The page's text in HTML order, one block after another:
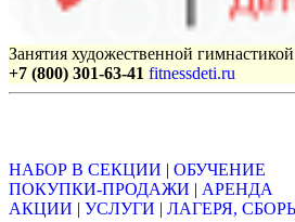
Занятия художественной
+7 (800) 301-63-41 fitnessdeti.ru
НАБОР В СЕКЦИИ | ОБУЧЕНИЕ
ПОКУПКИ-ПРОДАЖИ | АРЕНДА
АКЦИИ | УСЛУГИ | ЛАГЕРЯ,